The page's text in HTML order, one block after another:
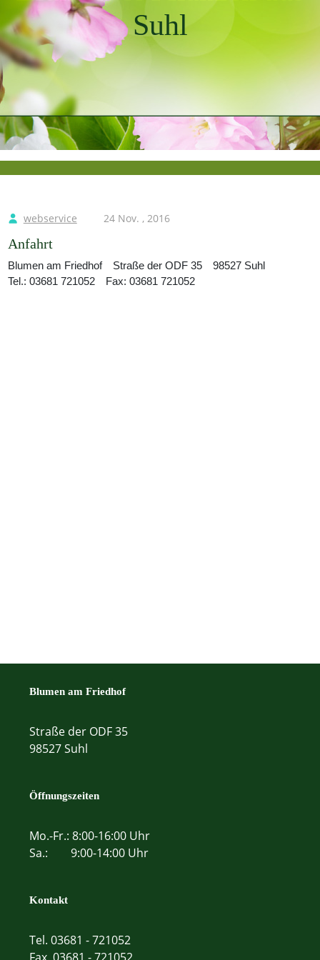
Suhl
webservice 24 Nov. , 2016
Anfahrt
Blumen am Friedhof Straße der ODF 35
98527 Suhl
Tel.: 03681 721052
Fax: 03681 721052
Blumen am Friedhof
Straße der ODF 35
98527 Suhl
Öffnungszeiten
Mo.-Fr.: 8:00-16:00 Uhr
Sa.: 9:00-14:00 Uhr
Kontakt
Tel. 03681 - 721052